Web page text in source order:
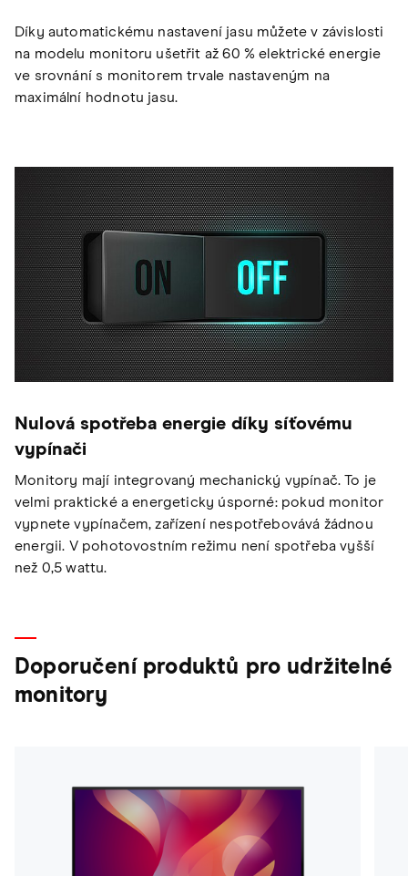
Díky automatickému nastavení jasu můžete v závislosti
na modelu monitoru ušetřit až 60 % elektrické energie
ve srovnání s monitorem trvale nastaveným na
maximální hodnotu jasu.
Nulová spotřeba energie díky síťovému
vypínači
Monitory mají integrovaný mechanický vypínač. To je
velmi praktické a energeticky úsporné: pokud monitor
vypnete vypínačem, zařízení nespotřebovává žádnou
energii. V pohotovostním režimu není spotřeba vyšší
než 0,5 wattu.
Doporučení produktů pro udržitelné
monitory